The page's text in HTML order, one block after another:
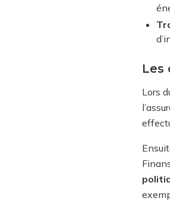
Les
Lors